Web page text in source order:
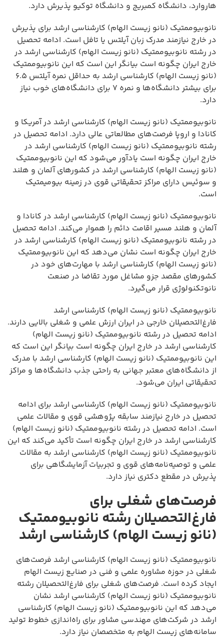
هاروارد، دانشگاه کمبریج و دانشگاه توکیو پذیرش دارد.
نانوبیوممتیک (نانو زیست الهام) کارشناسی ارشد برای پذیرش
در خارج نیازمند مدرک زبان آیلتس یا تافل است. ادامه تحصیل
در رشته نانوبیوممتیک (نانو زیست الهام) کارشناسی ارشد در
خارج ایران چگونه است بیانگر این است که این نانوبیوممتیک
(نانو زیست الهام) کارشناسی ارشد به حداقل نمره آیلتس ۶.۵
برای بیشتر دانشگاه‌ها و نمره ۷ برای دانشگاه‌های خوب نیاز
دارد.
نانوبیوممتیک (نانو زیست الهام) کارشناسی ارشد در آمریکا و
کانادا و اروپا فرصت‌های مطالعاتی عالی دارد. ادامه تحصیل در
رشته نانوبیوممتیک (نانو زیست الهام) کارشناسی ارشد در
خارج ایران چگونه است یادآور می‌شود که این نانوبیوممتیک
(نانو زیست الهام) کارشناسی ارشد در کشورهای آلمان و هلند
و سوئیس دارای مراکز تحقیقاتی قوی در زمینه بیومیمتیک
است.
نانوبیوممتیک (نانو زیست الهام) کارشناسی ارشد در کانادا و
آلمان و هلند مسیر اقامت دائم را هموار می‌کند. ادامه تحصیل
در رشته نانوبیوممتیک (نانو زیست الهام) کارشناسی ارشد در
خارج ایران چگونه است نشان می‌دهد که این نانوبیوممتیک
(نانو زیست الهام) کارشناسی ارشد با مهارت‌های خود در
کشورهای مقصد جزو مشاغل مورد تقاضا در صنعت
نانوتکنولوژی قرار می‌گیرد.
نانوبیوممتیک (نانو زیست الهام) کارشناسی ارشد
فارغ‌التحصیلان خارجی در ایران ارزش علمی و شغلی بالایی دارند.
ادامه تحصیل در رشته نانوبیوممتیک (نانو زیست الهام)
کارشناسی ارشد در خارج ایران چگونه است بیانگر این است که
این نانوبیوممتیک (نانو زیست الهام) کارشناسی ارشد با مدرک
از دانشگاه‌های معتبر جهانی به راحتی جذب دانشگاه‌ها و مراکز
تحقیقاتی ایران می‌شود.
نانوبیوممتیک (نانو زیست الهام) کارشناسی ارشد برای ادامه
تحصیل در خارج نیازمند سابقه پژوهشی قوی و مقالات علمی
است. ادامه تحصیل در رشته نانوبیوممتیک (نانو زیست الهام)
کارشناسی ارشد در خارج ایران چگونه است تأکید می‌کند که این
نانوبیوممتیک (نانو زیست الهام) کارشناسی ارشد به مقالات
علمی و توصیه‌نامه‌های قوی و تجربیات آزمایشگاهی برای
پذیرش در مقطع دکتری نیاز دارد.
فرصت‌های شغلی برای
فارغ‌التحصیلان رشته نانوبیوممتیک
(نانو زیست الهام) کارشناسی ارشد
نانوبیوممتیک (نانو زیست الهام) کارشناسی ارشد فرصت‌های
شغلی در حوزه مشاوره علمی و فنی در صنایع زیست الهام
ایجاد کرده است. فرصت‌های شغلی برای فارغ‌التحصیلان رشته
نانوبیوممتیک (نانو زیست الهام) کارشناسی ارشد نشان
می‌دهد که این نانوبیوممتیک (نانو زیست الهام) کارشناسی
ارشد در شرکت‌های مهندسی مشاور برای راه‌اندازی خطوط تولید
سامانه‌های زیست الهام به متخصصان نیاز دارد.